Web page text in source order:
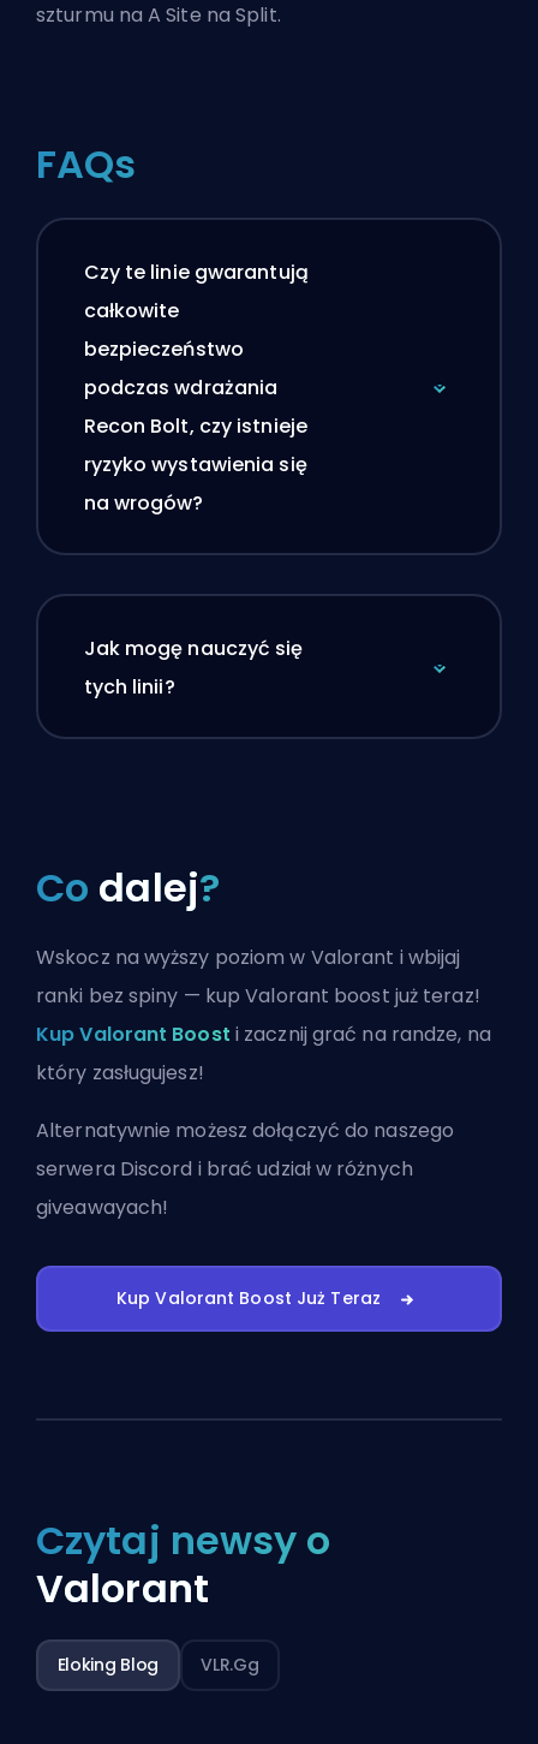
szturmu na A Site na Split.
FAQs
Czy te linie gwarantują
całkowite
bezpieczeństwo
podczas wdrażania
Recon Bolt, czy istnieje
ryzyko wystawienia się
na wrogów?
Jak mogę nauczyć się
tych linii?
Co dalej?
Wskocz na wyższy poziom w Valorant i wbijaj
ranki bez spiny — kup Valorant boost już teraz!
Kup Valorant Boost i zacznij grać na randze, na
który zasługujesz!
Alternatywnie możeszdołączyć do naszego
serwera Discord i brać udział w różnych
giveawayach!
Kup Valorant Boost Już Teraz
Czytaj newsy o
Valorant
Eloking Blog VLR.gg